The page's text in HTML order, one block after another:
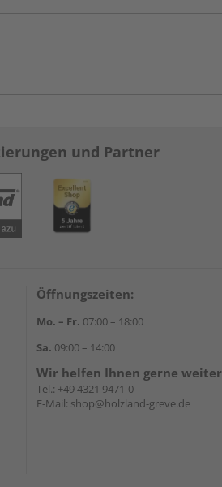
und Partner
Öffnungszeiten:
Mo. – Fr. 07:00 – 18:00
Sa. 09:00 – 14:00
Wir helfen Ihnen gerne weiter
Tel.: +49 4321 9471-0
E-Mail: shop@holzland-greve.de